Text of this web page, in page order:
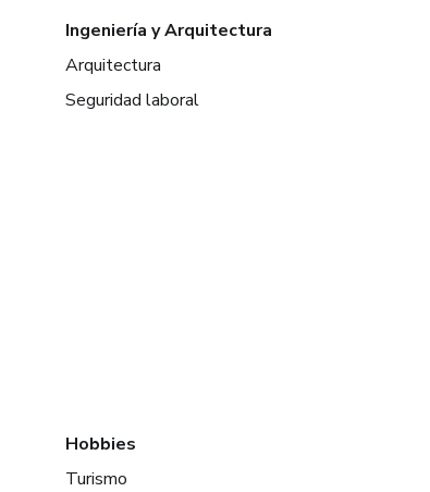
Ingeniería y Arquitectura
Arquitectura
Seguridad laboral
Hobbies
Turismo